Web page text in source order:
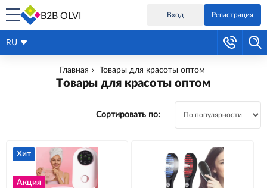
B2B OLVI Вход Регистрация
RU
Главная Товары для красоты оптом
Товары для красоты оптом
Сортировать по:
Хит
Акция